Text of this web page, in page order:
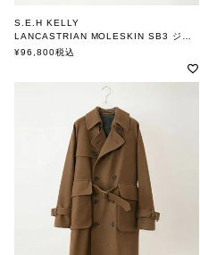
S.E.H KELLY
LANCASTRIAN MOLESKIN SB3 ジャケット BROWN
エスイーエイチケリー
¥96,800税込